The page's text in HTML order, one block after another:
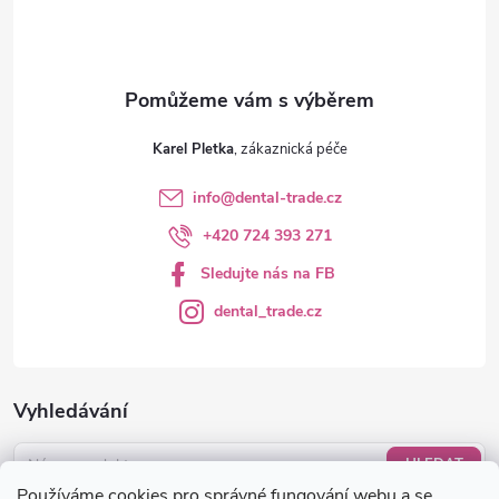
Vyhledávání
HLEDAT
Karel Pletka
info@dental-trade.cz
+420 724 393 271
Sledujte nás na FB
dental_trade.cz